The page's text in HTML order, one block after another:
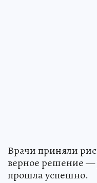
Врачи приняли
верное решение —
прошла успешно.